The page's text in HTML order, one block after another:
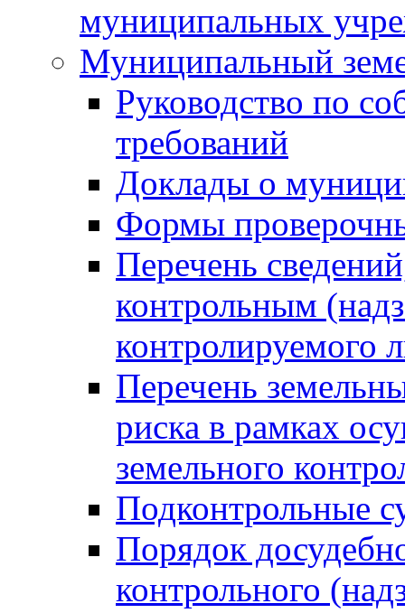
муниципальных
Муниципальный
Руководство по
требований
Доклады о
Формы
Перечень
контрольным
контролируемого
Перечень
риска в рамках
земельного
Подконтрольные
Порядок
контрольного